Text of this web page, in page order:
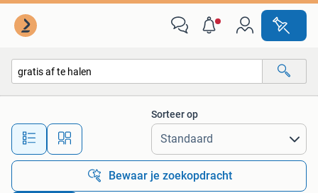
Alle afstanden…
Sorteer op
Bewaar je zoekopdracht